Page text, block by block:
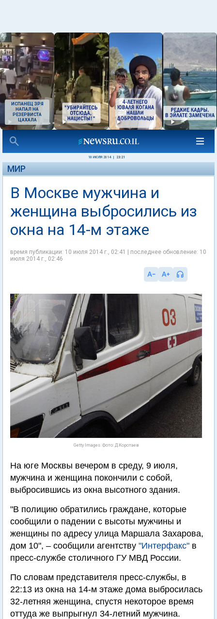
ИСПАНЕЦ ЗРЯ
НАПАЛ НА
РЕЗЕРВИСТА
ЦАХАЛА
10 ИЮЛЯ 2014 23:21
МИР
В Москве мужчина и
женщина выбросились из
окна на 14-м этаже
время публикации: 10 июля 2014 г., 02:41 | последнее обновление: 10
июля 2014 г., 02:46
Getty Images. Фото: Д.Коротаев
На юге Москвы вечером в среду, 9 июля,
мужчина и женщина покончили с собой,
выбросившись из окна высотного здания.
"В полицию обратились граждане, которые
сообщили о падении с высоты мужчины и
женщины по адресу улица Маршала Захарова,
дом 10", – сообщили агентству "Интерфакс" в
пресс-службе столичного ГУ МВД России.
По словам представителя пресс-службы, в
22:13 из окна на 14-м этаже дома выбросилась
32-летняя женщина, спустя некоторое время
оттуда же выпрыгнул 34-летний мужчина.